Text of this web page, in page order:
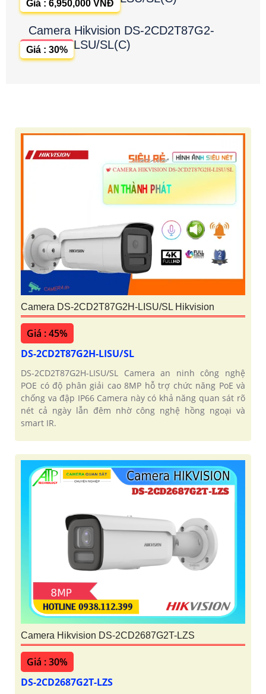
Giá : 6,950,000 VNĐ
Camera Hikvision DS-2CD2T87G2-
LSU/SL(C)
Giá : 30%
Camera DS-2CD2T87G2H-LISU/SL Hikvision
Giá : 45%
DS-2CD2T87G2H-LISU/SL
DS-2CD2T87G2H-LISU/SL Camera an ninh công nghệ
POE có độ phân giải cao 8MP hỗ trợ chức năng PoE và
chống va đập IP66 Camera này có khả năng quan sát rõ
nét cả ngày lẫn đêm nhờ công nghệ hồng ngoại và
smart IR.
Camera Hikvision DS-2CD2687G2T-LZS
Giá : 30%
DS-2CD2687G2T-LZS